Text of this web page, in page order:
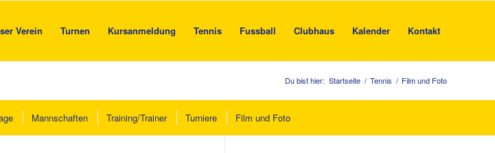
Verein Turnen Kursanmeldung Tennis Fussball Clubhaus Kalender Kontakt
Du bist hier: Startseite / Tennis / Film und Foto
Mannschaften Training/Trainer Turniere Film und Foto